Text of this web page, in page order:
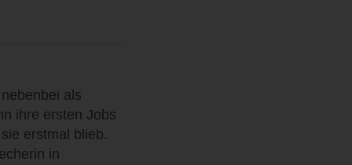
als
ihre ersten Jobs
erstmal blieb.
in